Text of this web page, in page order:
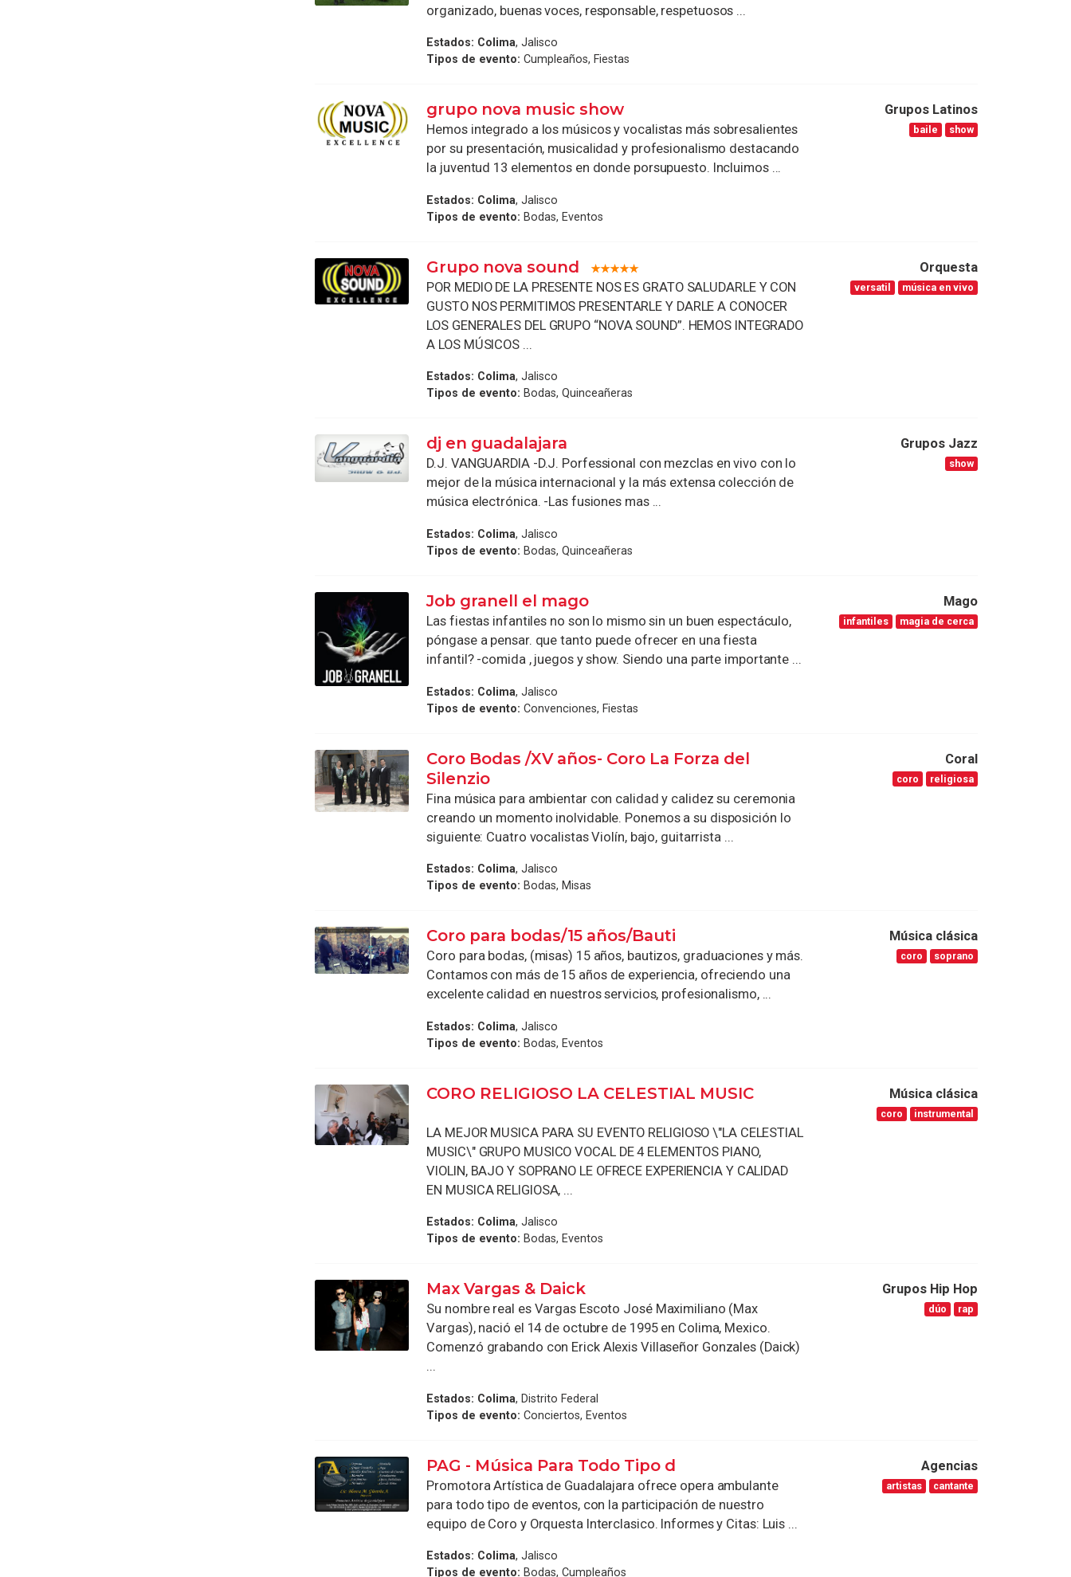
organizado, buenas voces, responsable, respetuosos ...
Estados: Colima, Jalisco
Tipos de evento: Cumpleaños, Fiestas
grupo nova music show
Hemos integrado a los músicos y vocalistas más sobresalientes
por su presentación, musicalidad y profesionalismo destacando
la juventud 13 elementos en donde porsupuesto. Incluimos ...
Estados: Colima, Jalisco
Tipos de evento: Bodas, Eventos
Grupos Latinos
baile show
Grupo nova sound
POR MEDIO DE LA PRESENTE NOS ES GRATO SALUDARLE Y CON
GUSTO NOS PERMITIMOS PRESENTARLE Y DARLE A CONOCER
LOS GENERALES DEL GRUPO “NOVA SOUND”. HEMOS INTEGRADO
A LOS MÚSICOS ...
Estados: Colima, Jalisco
Tipos de evento: Bodas, Quinceañeras
Orquesta
versatil música en vivo
dj en guadalajara
D.J. VANGUARDIA -D.J. Porfessional con mezclas en vivo con lo
mejor de la música internacional y la más extensa colección de
música electrónica. -Las fusiones mas ...
Estados: Colima, Jalisco
Tipos de evento: Bodas, Quinceañeras
Grupos Jazz
show
Job granell el mago
Las fiestas infantiles no son lo mismo sin un buen espectáculo,
póngase a pensar. que tanto puede ofrecer en una fiesta
infantil? -comida , juegos y show. Siendo una parte importante ...
Estados: Colima, Jalisco
Tipos de evento: Convenciones, Fiestas
Mago
infantiles magia de cerca
Coro Bodas /XV años- Coro La Forza del
Silenzio
Fina música para ambientar con calidad y calidez su ceremonia
creando un momento inolvidable. Ponemos a su disposición lo
siguiente: Cuatro vocalistas Violín, bajo, guitarrista ...
Estados: Colima, Jalisco
Tipos de evento: Bodas, Misas
Coral
coro religiosa
Coro para bodas/15 años/Bauti
Coro para bodas, (misas) 15 años, bautizos, graduaciones y más.
Contamos con más de 15 años de experiencia, ofreciendo una
excelente calidad en nuestros servicios, profesionalismo, ...
Estados: Colima, Jalisco
Tipos de evento: Bodas, Eventos
Música clásica
coro soprano
CORO RELIGIOSO LA CELESTIAL MUSIC
LA MEJOR MUSICA PARA SU EVENTO RELIGIOSO \"LA CELESTIAL
MUSIC\" GRUPO MUSICO VOCAL DE 4 ELEMENTOS PIANO,
VIOLIN, BAJO Y SOPRANO LE OFRECE EXPERIENCIA Y CALIDAD
EN MUSICA RELIGIOSA, ...
Estados: Colima, Jalisco
Tipos de evento: Bodas, Eventos
Música clásica
coro instrumental
Max Vargas & Daick
Su nombre real es Vargas Escoto José Maximiliano (Max
Vargas), nació el 14 de octubre de 1995 en Colima, Mexico.
Comenzó grabando con Erick Alexis Villaseñor Gonzales (Daick)
...
Estados: Colima, Distrito Federal
Tipos de evento: Conciertos, Eventos
Grupos Hip Hop
dúo rap
PAG - Música Para Todo Tipo d
Promotora Artística de Guadalajara ofrece opera ambulante
para todo tipo de eventos, con la participación de nuestro
equipo de Coro y Orquesta Interclasico. Informes y Citas: Luis ...
Estados: Colima, Jalisco
Tipos de evento: Bodas, Cumpleaños
Agencias
artistas cantante